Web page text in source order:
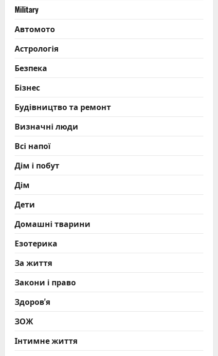
Military
Автомото
Астрологія
Безпека
Бізнес
Будівництво та ремонт
Визначні люди
Всі напої
Дім і побут
Дім
Дети
Домашні тварини
Езотерика
За життя
Закони і право
Здоров'я
ЗОЖ
Інтимне життя